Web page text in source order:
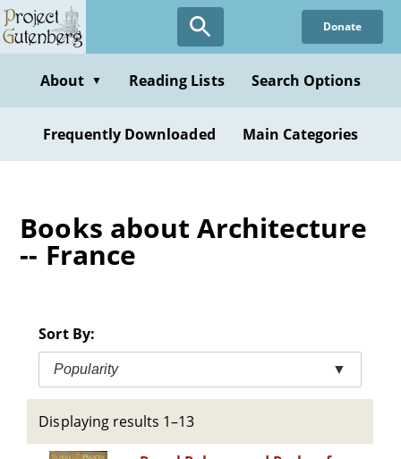
Skip
to
content
Donate
About ▼ Reading Lists Search Options
Frequently Downloaded Main Categories
Books about Architecture
-- France
Sort By:
Popularity ▼
Displaying results 1–13